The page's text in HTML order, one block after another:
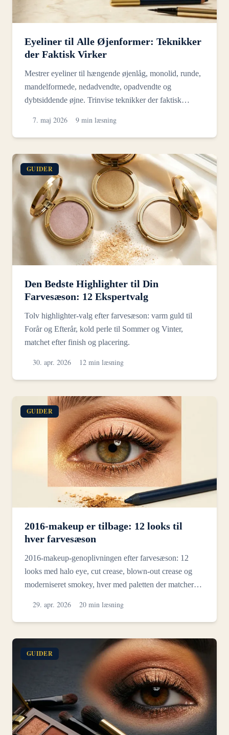
Eyeliner til Alle Øjenformer: Teknikker
der Faktisk Virker
Mestrer eyeliner til hængende øjenlåg, monolid, runde,
mandelformede, nedadvendte, opadvendte og
dybtsiddende øjne. Trinvise teknikker der faktisk
7. maj 2026 9 min læsning
GUIDER
Den Bedste Highlighter til Din
Farvesæson: 12 Ekspertvalg
Tolv highlighter-valg efter farvesæson: varm guld til
Forår og Efterår, kold perle til Sommer og Vinter,
matchet efter finish og placering.
30. apr. 2026 12 min læsning
GUIDER
2016-makeup er tilbage: 12 looks til
hver farvesæson
2016-makeup-genoplivningen efter farvesæson: 12
looks med halo eye, cut crease, blown-out crease og
moderniseret smokey, hver med paletten der matcher
29. apr. 2026 20 min læsning
GUIDER